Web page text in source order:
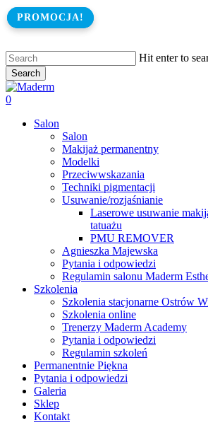
Skip
to
content
Hit enter to
Search
Close
Search
search
0
Salon
Salon
Makijaż permanentny
Modelki
Przeciwwskazania
Techniki pigmentacji
Usuwanie/rozjaśnianie
Laserowe usuwanie
tatuażu
PMU REMOVER
Agnieszka Majewska
Pytania i odpowiedzi
Regulamin salonu Maderm
Szkolenia
Szkolenia stacjonarne Ostrów
Szkolenia online
Trenerzy Maderm Academy
Pytania i odpowiedzi
Regulamin szkoleń
Permanentnie Piękna
Pytania i odpowiedzi
Galeria
Sklep
Kontakt
PROMOCJA!
PROMOCJA!